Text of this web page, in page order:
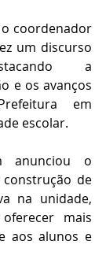
coordenador
um discurso
a
e os avanços
em
escolar.
anunciou o
de
na unidade,
mais
aos alunos e